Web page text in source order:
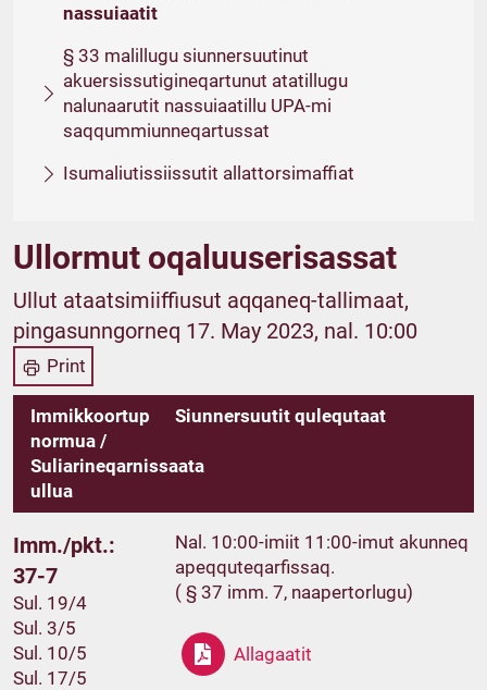
nassuiaatit
§ 33 malillugu siunnersuutinut
akuersissutigineqartunut atatillugu
nalunaarutit nassuiaatillu UPA-mi
saqqummiunneqartussat
Isumaliutissiissutit allattorsimaffiat
Ullormut oqaluuserisassat
Ullut ataatsimiiffiusut aqqaneq-tallimaat,
pingasunngorneq 17. May 2023, nal. 10:00
Print
Immikkoortup
normua /
Suliarineqarnissaata
ullua
Siunnersuutit qulequtaat
Imm./pkt.:
37-7
Sul. 19/4
Sul. 3/5
Sul. 10/5
Sul. 17/5
Nal. 10:00-imiit 11:00-imut akunneq
apeqquteqarfissaq.
( § 37 imm. 7, naapertorlugu)
Allagaatit